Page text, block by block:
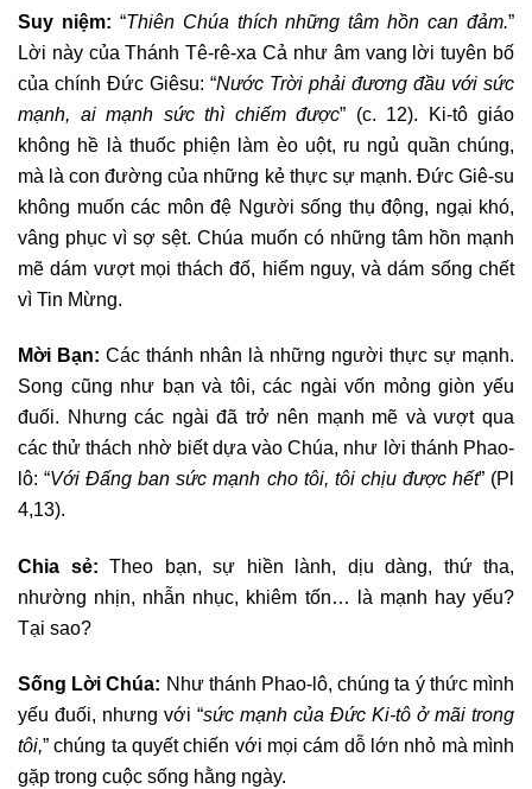
Suy niệm: “Thiên Chúa thích những tâm hồn can đảm.”
Lời này của Thánh Tê-rê-xa Cả như âm vang lời tuyên bố
của chính Đức Giêsu: “Nước Trời phải đương đầu với sức
mạnh, ai mạnh sức thì chiếm được” (c. 12). Ki-tô giáo
không hề là thuốc phiện làm èo uột, ru ngủ quần chúng,
mà là con đường của những kẻ thực sự mạnh. Đức Giê-su
không muốn các môn đệ Người sống thụ động, ngại khó,
vâng phục vì sợ sệt. Chúa muốn có những tâm hồn mạnh
mẽ dám vượt mọi thách đố, hiểm nguy, và dám sống chết
vì Tin Mừng.
Mời Bạn: Các thánh nhân là những người thực sự mạnh.
Song cũng như bạn và tôi, các ngài vốn mỏng giòn yếu
đuối. Nhưng các ngài đã trở nên mạnh mẽ và vượt qua
các thử thách nhờ biết dựa vào Chúa, như lời thánh Phao-
lô: “Với Đấng ban sức mạnh cho tôi, tôi chịu được hết” (Pl
4,13).
Chia sẻ: Theo bạn, sự hiền lành, dịu dàng, thứ tha,
nhường nhịn, nhẫn nhục, khiêm tốn… là mạnh hay yếu?
Tại sao?
Sống Lời Chúa: Như thánh Phao-lô, chúng ta ý thức mình
yếu đuối, nhưng với “sức mạnh của Đức Ki-tô ở mãi trong
tôi,” chúng ta quyết chiến với mọi cám dỗ lớn nhỏ mà mình
gặp trong cuộc sống hằng ngày.